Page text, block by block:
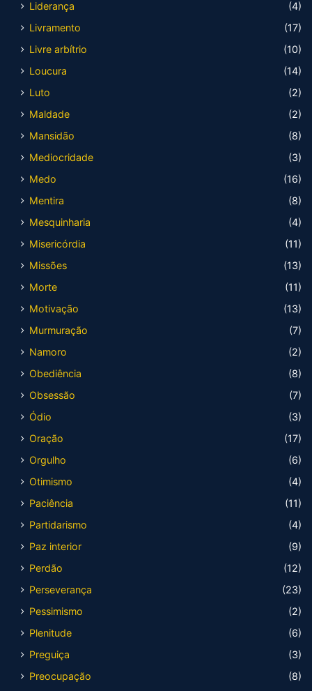
Liderança
(4)
Livramento
(17)
Livre arbítrio
(10)
Loucura
(14)
Luto
(2)
Maldade
(2)
Mansidão
(8)
Mediocridade
(3)
Medo
(16)
Mentira
(8)
Mesquinharia
(4)
Misericórdia
(11)
Missões
(13)
Morte
(11)
Motivação
(13)
Murmuração
(7)
Namoro
(2)
Obediência
(8)
Obsessão
(7)
Ódio
(3)
Oração
(17)
Orgulho
(6)
Otimismo
(4)
Paciência
(11)
Partidarismo
(4)
Paz interior
(9)
Perdão
(12)
Perseverança
(23)
Pessimismo
(2)
Plenitude
(6)
Preguiça
(3)
Preocupação
(8)